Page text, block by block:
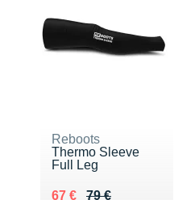
Reboots
Thermo Sleeve
Full Leg
79 €
Au lieu de 79 €
67 €
Vendu 67 €